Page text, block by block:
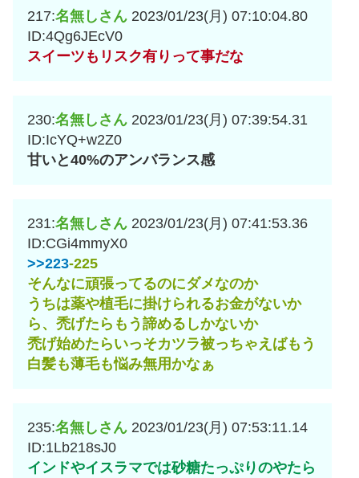
217:名無しさん 2023/01/23(月) 07:10:04.80
ID:4Qg6JEcV0
スイーツもリスク有りって事だな
230:名無しさん 2023/01/23(月) 07:39:54.31
ID:IcYQ+w2Z0
甘いと40%のアンバランス感
231:名無しさん 2023/01/23(月) 07:41:53.36
ID:CGi4mmyX0
>>223-225
そんなに頑張ってるのにダメなのか
うちは薬や植毛に掛けられるお金がないか
ら、禿げたらもう諦めるしかないか
禿げ始めたらいっそカツラ被っちゃえばもう
白髪も薄毛も悩み無用かなぁ
235:名無しさん 2023/01/23(月) 07:53:11.14
ID:1Lb218sJ0
インドやイスラマでは砂糖たっぷりのやたら